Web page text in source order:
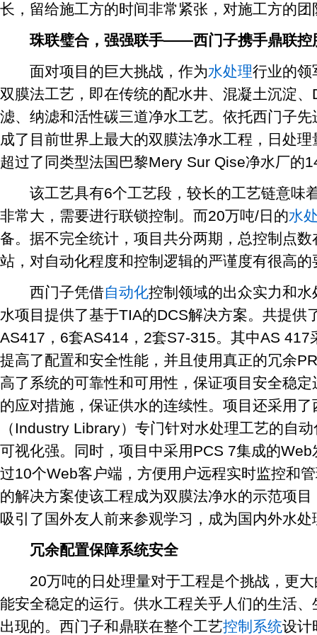
长，留给施工方的时间非常紧张，对施工方的
珠联璧合，强强联手——西门子携手鼎联控
面对项目的巨大挑战，作为水处理行业的领
双膜法工艺，即在传统的配水井、混凝土沉淀
滤、纳滤和活性碳三道净水工艺。依托西门子
成了目前世界上最大的双膜法净水工程，日处
超过了同类型法国巴黎Mery Sur Qise净水厂的
该工艺具有6个工艺段，较长的工艺链意味
非常大，需要进行联锁控制。而20万吨/日的水
备。据不完全统计，项目共分两期，总控制点
站，对自动化程度和控制逻辑的严谨度有很高的
西门子凭借自动化控制领域的出众实力和
水项目提供了基于TIA的DCS解决方案。共提供
AS417，6套AS414，2套S7-315。其中AS 417
提高了配置和安全性能，并且使用真正的冗余
高了系统的可靠性和可用性，保证项目安全稳
的应对措施，保证供水的连续性。项目还采用了
（Industry Library）专门针对水处理工艺的自
可视化强。同时，项目中采用PCS 7集成的
过10个Web客户端，方便用户远程实时监控和
的解决方案使该工程成为双膜法净水的示范项
吸引了国外友人前来参观学习，成为国内外水
冗余配置保障系统安全
20万吨的日处理量对于工程是个挑战，更大
能安全稳定的运行。供水工程关乎人们的生活
出现的。西门子和鼎联在整个工艺控制系统设计